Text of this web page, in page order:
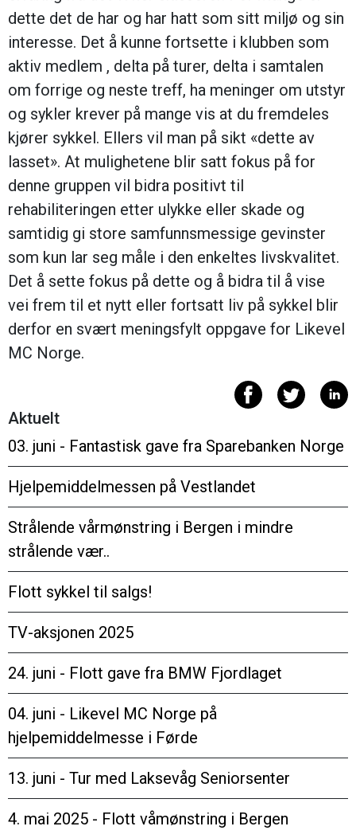
dette det de har og har hatt som sitt miljø og sin
interesse. Det å kunne fortsette i klubben som
aktiv medlem , delta på turer, delta i samtalen
om forrige og neste treff, ha meninger om utstyr
og sykler krever på mange vis at du fremdeles
kjører sykkel. Ellers vil man på sikt «dette av
lasset». At mulighetene blir satt fokus på for
denne gruppen vil bidra positivt til
rehabiliteringen etter ulykke eller skade og
samtidig gi store samfunnsmessige gevinster
som kun lar seg måle i den enkeltes livskvalitet.
Det å sette fokus på dette og å bidra til å vise
vei frem til et nytt eller fortsatt liv på sykkel blir
derfor en svært meningsfylt oppgave for Likevel
MC Norge.
Aktuelt
03. juni - Fantastisk gave fra Sparebanken Norge
Hjelpemiddelmessen på Vestlandet
Strålende vårmønstring i Bergen i mindre
strålende vær..
Flott sykkel til salgs!
TV-aksjonen 2025
24. juni - Flott gave fra BMW Fjordlaget
04. juni - Likevel MC Norge på
hjelpemiddelmesse i Førde
13. juni - Tur med Laksevåg Seniorsenter
4. mai 2025 - Flott våmønstring i Bergen